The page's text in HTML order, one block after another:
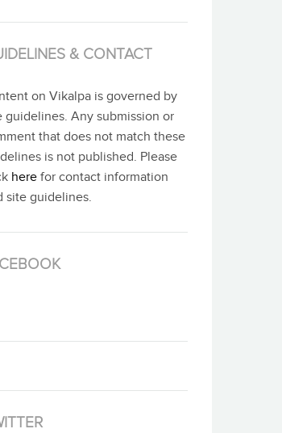
& CONTACT
on Vikalpa is governed by
guidelines. Any submission or
that does not match these
is not published. Please
here for contact information
site guidelines.